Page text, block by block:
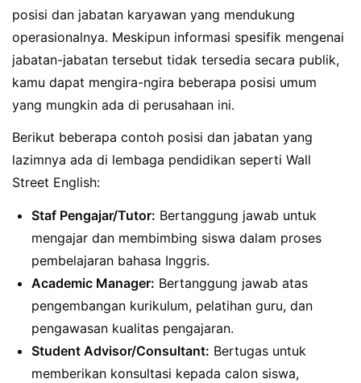
posisi dan jabatan karyawan yang mendukung
operasionalnya. Meskipun informasi spesifik mengenai
jabatan-jabatan tersebut tidak tersedia secara publik,
kamu dapat mengira-ngira beberapa posisi umum
yang mungkin ada di perusahaan ini.
Berikut beberapa contoh posisi dan jabatan yang
lazimnya ada di lembaga pendidikan seperti Wall
Street English:
Staf Pengajar/Tutor: Bertanggung jawab untuk
mengajar dan membimbing siswa dalam proses
pembelajaran bahasa Inggris.
Academic Manager: Bertanggung jawab atas
pengembangan kurikulum, pelatihan guru, dan
pengawasan kualitas pengajaran.
Student Advisor/Consultant: Bertugas untuk
memberikan konsultasi kepada calon siswa,